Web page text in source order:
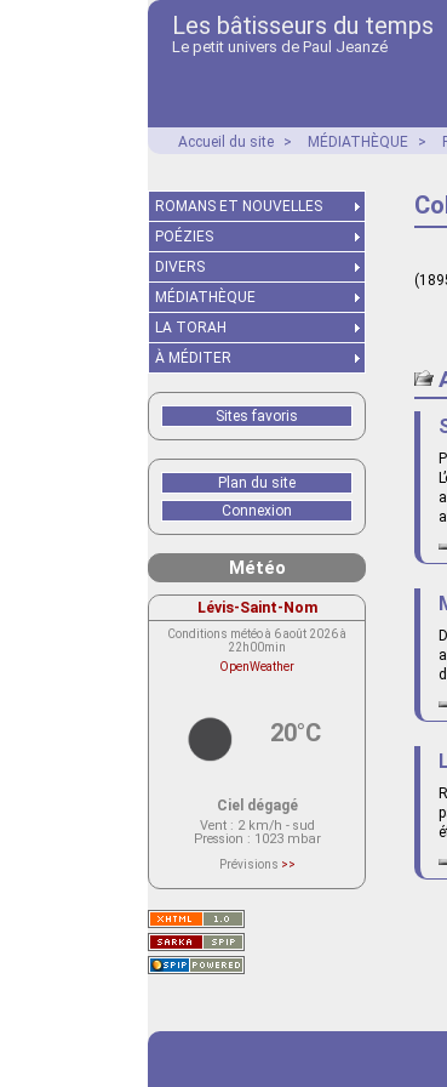
Les bâtisseurs du temps
Le petit univers de Paul Jeanzé
Accueil du site > MÉDIATHÈQUE >
ROMANS ET NOUVELLES
POÉZIES
DIVERS
MÉDIATHÈQUE
LA TORAH
À MÉDITER
Sites favoris
Plan du site
Connexion
Météo
Lévis-Saint-Nom
Conditions météo à 6 août 2026 à
22h00min
OpenWeather
20°C
Ciel dégagé
Vent: 2 km/h - sud
Pression : 1023 mbar
Prévisions >>
actuellement aucune prévision
Saint-Nom.
Veuillez consulter le message du
service ci-dessous.
(401 - Invalid API key. Please see
https://openweathermap.org/faq#error401